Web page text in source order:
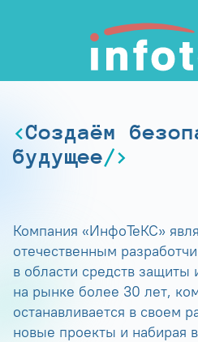
Создаём
будущее
Компания «ИнфоТеКС»
отечественным
в области средств
на рынке более 30 лет,
останавливается в своем
новые проекты и набирая